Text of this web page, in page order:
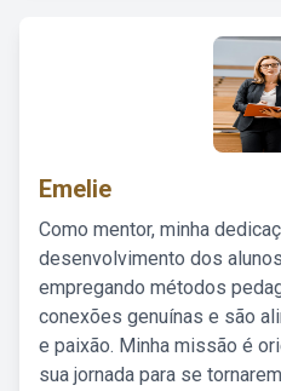
Emelie
Como mentor, minha
desenvolvimento dos
empregando métodos
conexões genuínas e são
e paixão. Minha missão é
sua jornada para se